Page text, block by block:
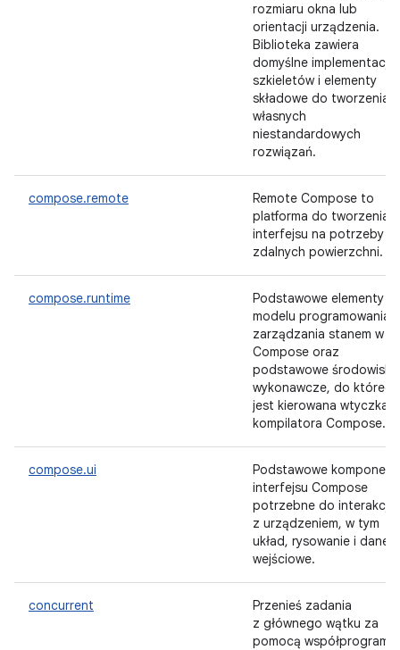
rozmiaru okna lub
orientacji urządzenia.
Biblioteka zawiera
domyślne implementacje
szkieletów i elementy
składowe do tworzenia
własnych
niestandardowych
rozwiązań.
compose.remote
Remote Compose to
platforma do tworzenia
interfejsu na potrzeby
zdalnych powierzchni.
compose.runtime
Podstawowe elementy
modelu programowania i
zarządzania stanem w
Compose oraz
podstawowe środowisko
wykonawcze, do którego
jest kierowana wtyczka
kompilatora Compose.
compose.ui
Podstawowe
interfejsu Compose
potrzebne do interakcji
z urządzeniem, w tym
układ, rysowanie i dane
wejściowe.
concurrent
Przenieś zadania
z głównego wątku za
pomocą